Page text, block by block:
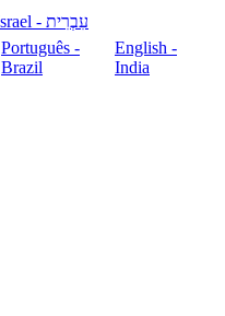
עִבְרִית - Israel
Português -
Brazil
English -
India